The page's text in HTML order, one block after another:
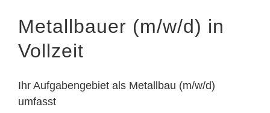
Metallbauer (m/w/d) in
Vollzeit
Ihr Aufgabengebiet als Metallbau (m/w/d)
umfasst